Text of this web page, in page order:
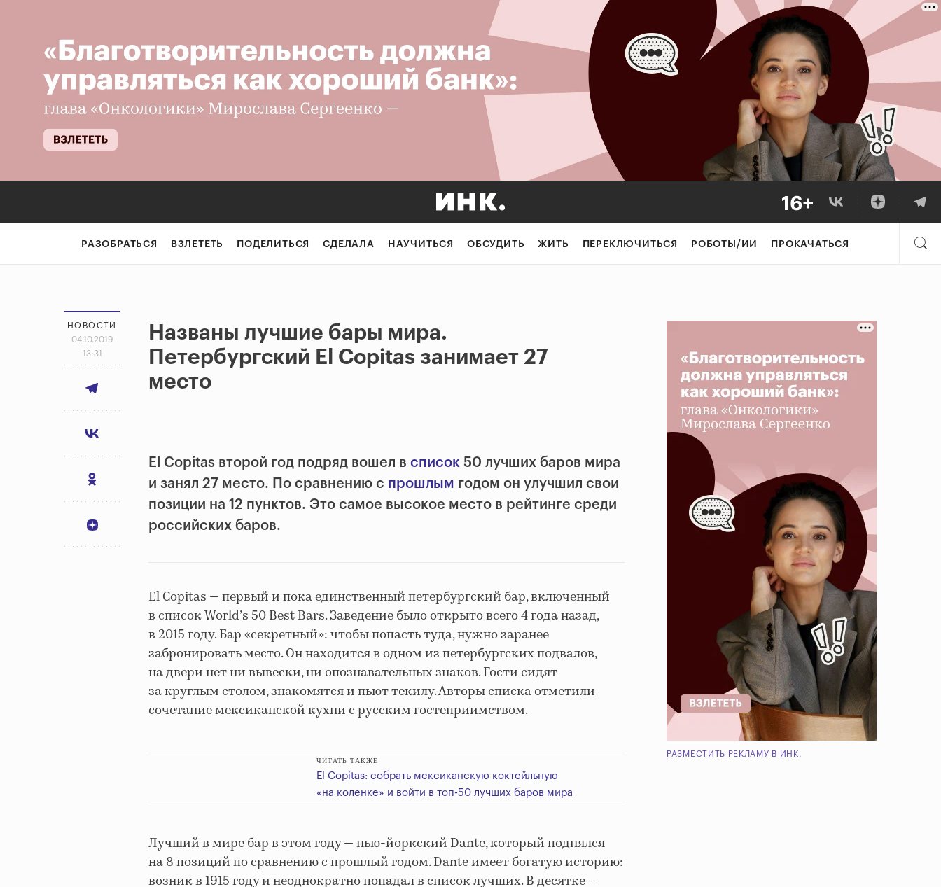
РАЗОБРАТЬСЯ ВЗЛЕТЕТЬ ПОДЕЛИТЬСЯ СДЕЛАЛА НАУЧИТЬСЯ ОБСУДИТЬ ЖИТЬ ПЕРЕКЛЮЧИТЬСЯ РОБОТЫ/ИИ ПРОКАЧАТЬСЯ
НОВОСТИ
04.10.2019
13:31
Названы лучшие бары мира.
Петербургский El Copitas занимает 27
место
El Copitas второй год подряд вошел в список 50 лучших баров мира
и занял 27 место. По сравнению с прошлым годом он улучшил свои
позиции на 12 пунктов. Это самое высокое место в рейтинге среди
российских баров.
El Copitas — первый и пока единственный петербургский бар, включенный
в список World’s 50 Best Bars. Заведение было открыто всего 4 года назад,
в 2015 году. Бар «секретный»: чтобы попасть туда, нужно заранее
забронировать место. Он находится в одном из петербургских подвалов,
на двери нет ни вывески, ни опознавательных знаков. Гости сидят
за круглым столом, знакомятся и пьют текилу. Авторы списка отметили
сочетание мексиканской кухни с русским гостеприимством.
ЧИТАТЬ ТАКЖЕ
El Copitas: собрать мексиканскую коктейльную
«на коленке» и войти в топ-50 лучших баров мира
Лучший в мире бар в этом году — нью-йоркский Dante, который поднялся
на 8 позиций по сравнению с прошлый годом. Dante имеет богатую историю:
возник в 1915 году и неоднократно попадал в список лучших. В десятке —
РАЗМЕСТИТЬ РЕКЛАМУ В ИНК.